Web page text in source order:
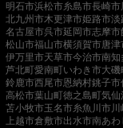
明石市浜松市糸島市長崎市
北九州市木更津市姫路市淡
名古屋市呉市延岡市志摩市
松山市福山市横須賀市唐津
伊万里市天草市今治市南知
芦北町愛南町いわき市大磯
鈴鹿市西尾市恩納村銚子市
高松市葉山町徳之島町気仙
苫小牧市玉名市糸魚川市
上越市倉敷市出水市南あわ